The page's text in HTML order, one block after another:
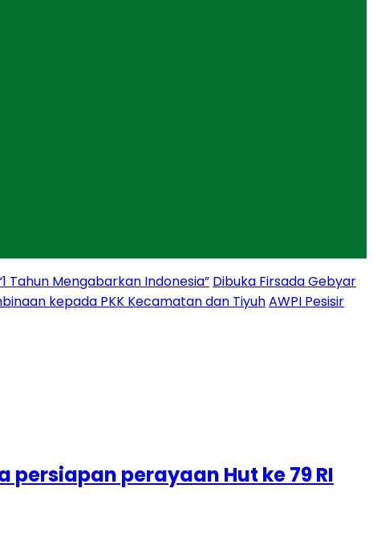
Tahun Mengabarkan Indonesia” Dibuka Firsada Gebyar
kepada PKK Kecamatan dan TiyuhAWPI Pesisir
perayaan Hut ke 79 RI